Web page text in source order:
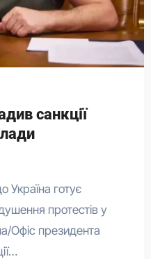
санкції
протестів у
Офіс президента